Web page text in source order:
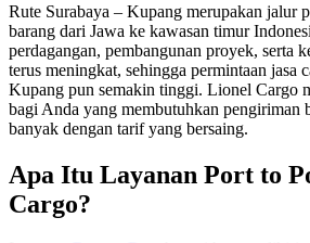
Rute Surabaya – Kupang merupakan jalur
barang dari Jawa ke kawasan timur
perdagangan, pembangunan proyek, serta
terus meningkat, sehingga permintaan jasa
Kupang pun semakin tinggi. Lionel Cargo
bagi Anda yang membutuhkan pengiriman
banyak dengan tarif yang bersaing.
Apa Itu Layanan Port to
Cargo?